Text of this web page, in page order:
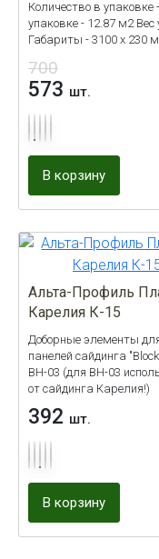
Количество в
упаковке - 12.87 м2 Вес
Габариты - 3100 x 230
700
573 шт.
В корзину
Альта-Профиль
Карелия К-15
Доборные элементы
панелей сайдинга
ВН-03 (для ВН-03
от сайдинга Карелия!)
392 шт.
В корзину